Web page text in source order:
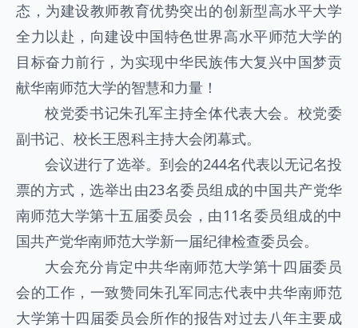
态，为建设教师教育优势突出的创新型高水平大学
全力以赴，向建设中国特色世界高水平师范大学的
目标奋力前行，为实现中华民族伟大复兴中国梦贡
献华南师范大学的智慧和力量！
校党委书记朱孔军主持全体代表大会。校党委
副书记、校长王恩科主持大会闭幕式。
会议进行了选举。到会的244名代表以无记名投
票的方式，选举出由23名委员组成的中国共产党华
南师范大学第十五届委员会，由11名委员组成的中
国共产党华南师范大学新一届纪律检查委员会。
大会充分肯定中共华南师范大学第十四届委员
会的工作，一致赞同朱孔军同志代表中共华南师范
大学第十四届委员会所作的报告对过去八年主要成